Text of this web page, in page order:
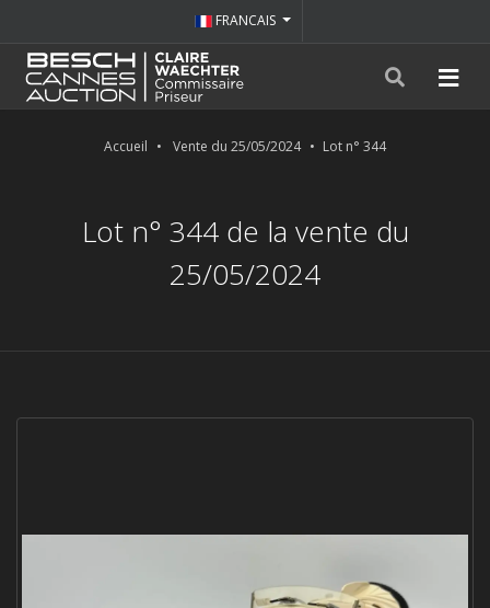
FRANCAIS
Accueil Vente du 25/05/2024 Lot n° 344
Lot n° 344 de la vente du
25/05/2024